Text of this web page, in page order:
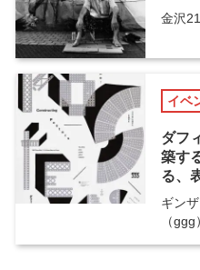
金沢
イベ
ダフ
築す
る、
ギン
（ggg）